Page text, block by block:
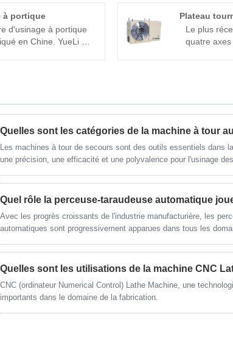
d'une base, d'une
élévatrice, d'une
d'une table de travail
à portique
d'usinage à portique
en Chine. YueLi est
Plateau
Le plus
quatre
Quelles sont les catégories de la machine à tour
Les machines à tour de secours sont des outils essentiels dans
une précision, une efficacité et une polyvalence pour l'usinage
l'électronique en raison de leur capacité à produire des
intervention humaine minimale.
Avec les progrès croissants de l'industrie manufacturière, les
automatiques sont progressivement apparues dans tous les
machines-outils traditionnelles et de mauvaise précision des
forage automatique Quel rôle Kong Ji a-t-il joué dans le
Quelles sont les utilisations de la machine CNC
CNC (ordinateur Numerical Control) Lathe Machine, une
importants dans le domaine de la fabrication.